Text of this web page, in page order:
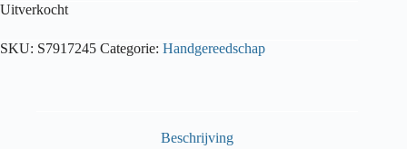
Uitverkocht
SKU: S7917245 Categorie: Handgereedschap
Beschrijving